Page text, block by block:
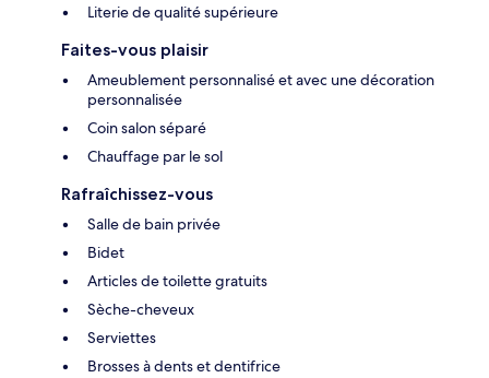
Literie de qualité supérieure
Faites-vous plaisir
Ameublement personnalisé et avec une décoration
personnalisée
Coin salon séparé
Chauffage par le sol
Rafraîchissez-vous
Salle de bain privée
Bidet
Articles de toilette gratuits
Sèche-cheveux
Serviettes
Brosses à dents et dentifrice